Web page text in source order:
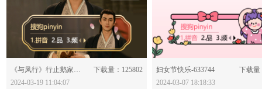
分享：
《与凤行》行止鹅家皮肤-633829
下载量：125802
2024-03-19 11:04:07
分享：
妇女节快乐-633744
下载量
2024-03-07 18:18:33